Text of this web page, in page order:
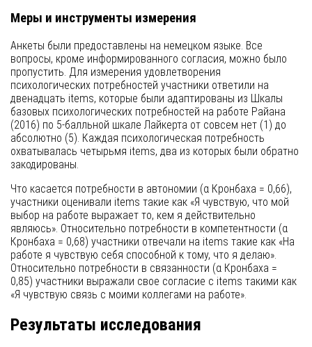
Меры и инструменты измерения
Анкеты были предоставлены на немецком языке. Все
вопросы, кроме информированного согласия, можно было
пропустить. Для измерения удовлетворения
психологических потребностей участники ответили на
двенадцать items, которые были адаптированы из Шкалы
базовых психологических потребностей на работе Райана
(2016) по 5-балльной шкале Лайкерта от совсем нет (1) до
абсолютно (5). Каждая психологическая потребность
охватывалась четырьмя items, два из которых были обратно
закодированы.
Что касается потребности в автономии (α Кронбаха = 0,66),
участники оценивали items такие как «Я чувствую, что мой
выбор на работе выражает то, кем я действительно
являюсь». Относительно потребности в компетентности (α
Кронбаха = 0,68) участники отвечали на items такие как «На
работе я чувствую себя способной к тому, что я делаю».
Относительно потребности в связанности (α Кронбаха =
0,85) участники выражали свое согласие с items такими как
«Я чувствую связь с моими коллегами на работе».
Результаты исследования